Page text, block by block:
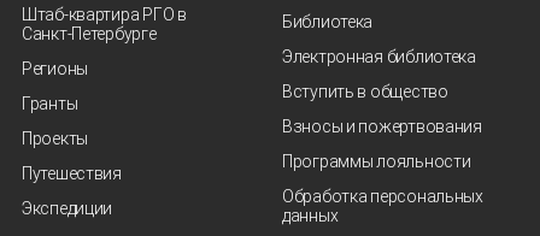
Штаб-квартира РГО в
Санкт‑Петербурге
Регионы
Гранты
Проекты
Путешествия
Экспедиции
Библиотека
Электронная библиотека
Вступить в общество
Взносы и пожертвования
Программы лояльности
Обработка персональных
данных